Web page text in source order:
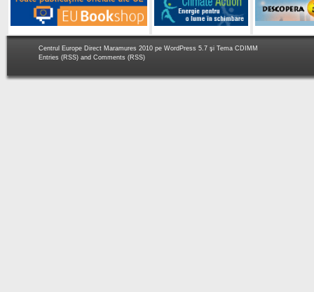
Centrul Europe Direct Maramures 2010 pe WordPress 5.7 şi Tema CDIMM
Entries (RSS) and Comments (RSS)